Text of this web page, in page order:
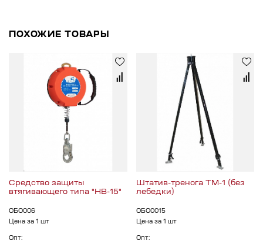
ПОХОЖИЕ ТОВАРЫ
Средство защиты
втягивающего типа "НВ-15"
ОБО006
Цена за 1 шт
Опт:
Штатив-тренога ТМ-1 (без
лебедки)
ОБО0015
Цена за 1 шт
Опт: